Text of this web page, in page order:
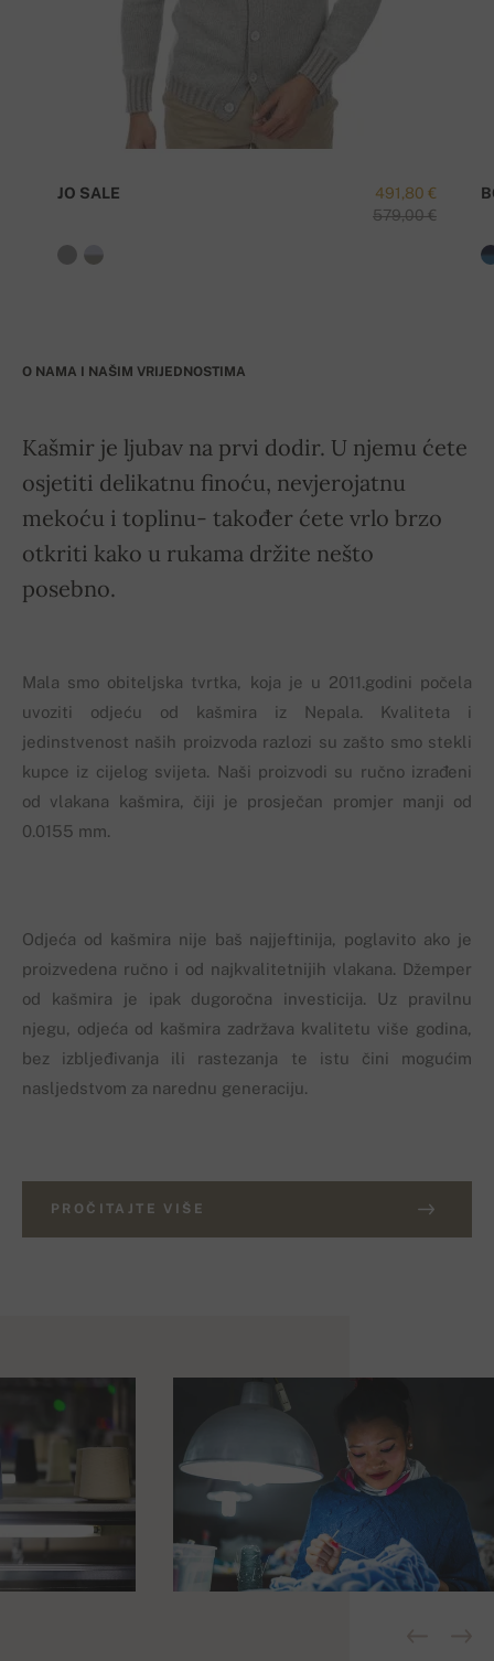
491,80 €
579,00 €
JO SALE
O NAMA I NAŠIM VRIJEDNOSTIMA
Kašmir je ljubav na prvi dodir. U njemu ćete
osjetiti delikatnu finoću, nevjerojatnu
mekoću i toplinu- također ćete vrlo brzo
otkriti kako u rukama držite nešto
posebno.
Mala smo obiteljska tvrtka, koja je u 2011.godini počela
uvoziti odjeću od kašmira iz Nepala. Kvaliteta i
jedinstvenost naših proizvoda razlozi su zašto smo stekli
kupce iz cijelog svijeta. Naši proizvodi su ručno izrađeni
od vlakana kašmira, čiji je prosječan promjer manji od
0.0155 mm.
Odjeća od kašmira nije baš najjeftinija, poglavito ako je
proizvedena ručno i od najkvalitetnijih vlakana. Džemper
od kašmira je ipak dugoročna investicija. Uz pravilnu
njegu, odjeća od kašmira zadržava kvalitetu više godina,
bez izbljeđivanja ili rastezanja te istu čini mogućim
nasljedstvom za narednu generaciju.
PROČITAJTE VIŠE